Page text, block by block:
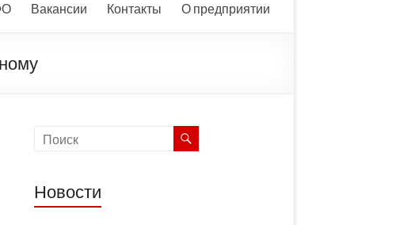
Вакансии Контакты О предприятии
Новости